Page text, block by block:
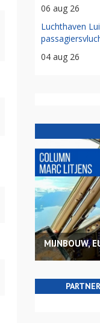
06 aug 26
Luchthaven
04 aug 26
MIJNBOUW,